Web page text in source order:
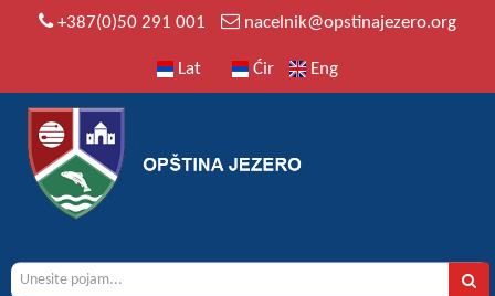
+387(0)50 291 001 nacelnik@opstinajezero.org
Lat Ćir Eng